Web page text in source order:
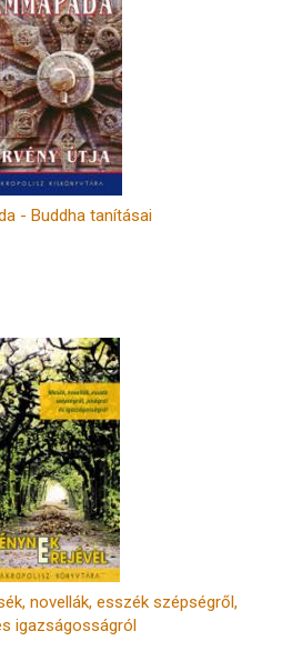
- Buddha tanításai
novellák, esszék szépségről,
igazságosságról